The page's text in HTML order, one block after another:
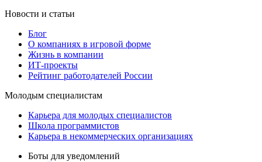
Новости и статьи
Блог
О компаниях в игровой форме
Жизнь в компании
ИТ-проекты
Рейтинг работодателей России
Молодым специалистам
Карьера для молодых специалистов
Школа программистов
Карьера в некоммерческих организациях
Боты для уведомлений